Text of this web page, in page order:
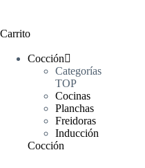
Carrito
Cocción
Categorías
TOP
Cocinas
Planchas
Freidoras
Inducción
Cocción